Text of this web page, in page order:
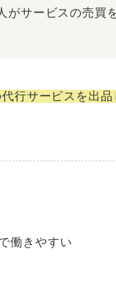
がサービスの売買
行サービスを出
働きやすい